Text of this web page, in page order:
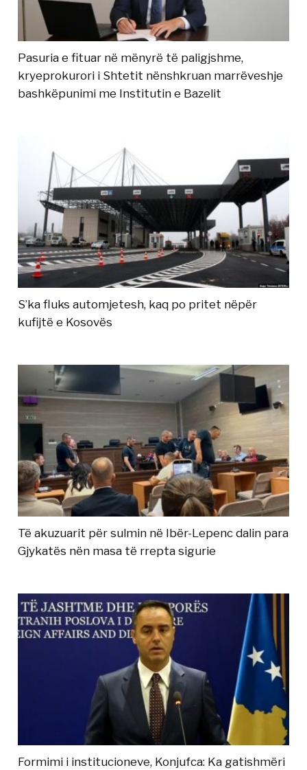
Pasuria e fituar në mënyrë të paligjshme,
kryeprokurori i Shtetit nënshkruan marrëveshje
bashkëpunimi me Institutin e Bazelit
S’ka fluks automjetesh, kaq po pritet nëpër
kufijtë e Kosovës
Të akuzuarit për sulmin në Ibër-Lepenc dalin para
Gjykatës nën masa të rrepta sigurie
Formimi i institucioneve, Konjufca: Ka gatishmëri